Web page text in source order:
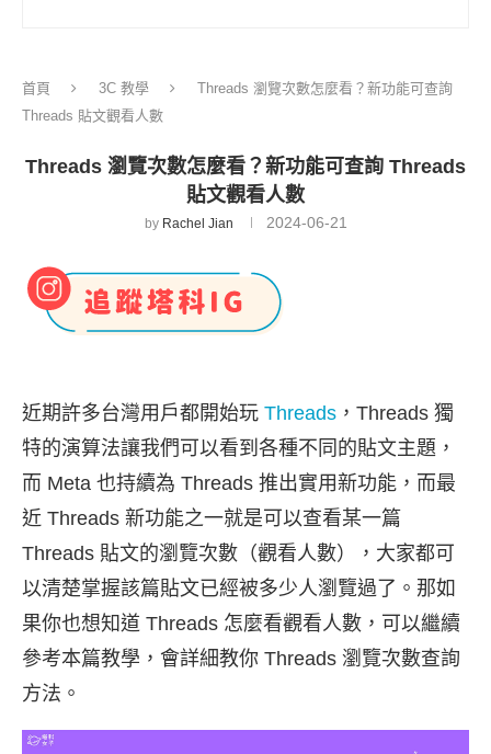
首頁 3C 教學
Threads 瀏覽次數怎麼看？新功能可查詢
Threads 貼文觀看人數
Threads 瀏覽次數怎麼看？新功能可查詢 Threads
貼文觀看人數
by Rachel Jian 2024-06-21
近期許多台灣用戶都開始玩 Threads ，Threads 獨
特的演算法讓我們可以看到各種不同的貼文主題，
而 Meta 也持續為 Threads 推出實用新功能，而最
近 Threads 新功能之一就是可以查看某一篇
Threads 貼文的瀏覽次數（觀看人數），大家都可
以清楚掌握該篇貼文已經被多少人瀏覽過了。那如
果你也想知道 Threads 怎麼看觀看人數，可以繼續
參考本篇教學，會詳細教你 Threads 瀏覽次數查詢
方法。